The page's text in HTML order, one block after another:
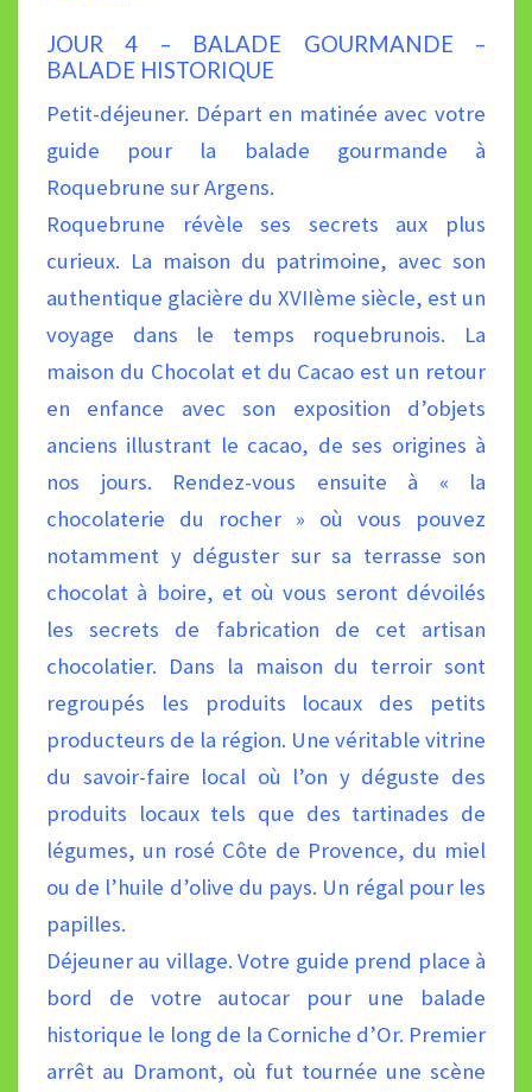
JOUR 4 – BALADE GOURMANDE –
BALADE HISTORIQUE
Petit-déjeuner. Départ en matinée avec votre
guide pour la balade gourmande à
Roquebrune sur Argens.
Roquebrune révèle ses secrets aux plus
curieux. La maison du patrimoine, avec son
authentique glacière du XVIIème siècle, est un
voyage dans le temps roquebrunois. La
maison du Chocolat et du Cacao est un retour
en enfance avecson exposition d’objets
anciens illustrant le cacao, de ses origines à
nos jours. Rendez-vous ensuite à « la
chocolaterie du rocher » où vous pouvez
notamment y déguster sur sa terrasse son
chocolat à boire, et où vous seront dévoilés
lessecrets de fabrication de cet artisan
chocolatier. Dans la maison du terroir sont
regroupés les produits locaux des petits
producteurs de la région. Une véritable vitrine
du savoir-faire local où l’on y déguste des
produits locaux tels que des tartinades de
légumes, un rosé Côte de Provence, du miel
ou de l’huile d’olive du pays. Un régal pour les
papilles.
Déjeuner au village. Votre guide prend place à
bord de votre autocar pour une balade
historique le long de la Corniche d’Or. Premier
arrêt au Dramont, où fut tournée une scène